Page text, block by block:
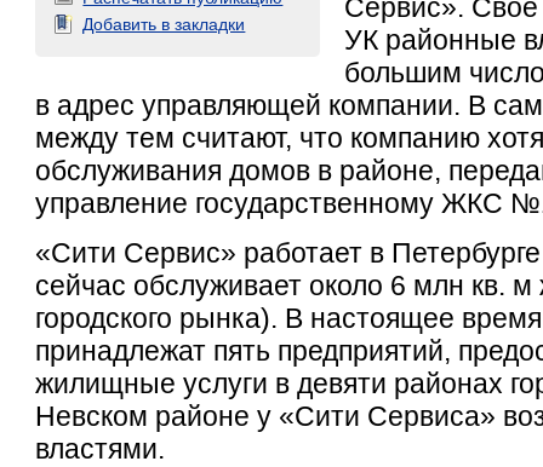
Добавить в закладки
Сервис».
УК районные
большим
в адрес управляющей компании. В
между тем считают, что компанию
обслуживания домов в районе,
управление государственному ЖКС
«Сити Сервис» работает в
сейчас обслуживает около 6 млн кв.
городского рынка). В настоящее
принадлежат пять предприятий,
жилищные услуги в девяти районах
Невском районе у «Сити Сервиса»
властями.